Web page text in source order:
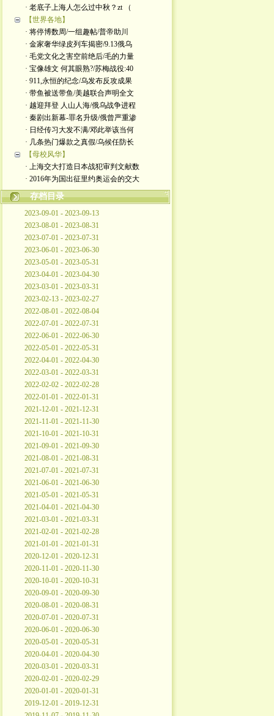
· 老底子上海人怎么过中秋？zt （
【世界各地】
· 将停博数周/一组趣帖/普帝助川
· 金家奢华绿皮列车揭密/9.13俄乌
· 毛党文化之害空前绝后/毛的力量
· 宝像雄文 何其眼熟?/苏梅战役:40
· 911,永恒的纪念/乌发布反攻成果
· 带鱼被送带鱼/美越联合声明全文
· 越迎拜登 人山人海/俄乌战争进程
· 秦剧出新幕-罪名升级/俄曾严重渗
· 日经传习大发不满/邓此举该当何
· 几条热门爆款之真假/乌候任防长
【母校风华】
· 上海交大打造日本战犯审判文献数
· 2016年为国出征里约奥运会的交大
存档目录
2023-09-01 - 2023-09-13
2023-08-01 - 2023-08-31
2023-07-01 - 2023-07-31
2023-06-01 - 2023-06-30
2023-05-01 - 2023-05-31
2023-04-01 - 2023-04-30
2023-03-01 - 2023-03-31
2023-02-13 - 2023-02-27
2022-08-01 - 2022-08-04
2022-07-01 - 2022-07-31
2022-06-01 - 2022-06-30
2022-05-01 - 2022-05-31
2022-04-01 - 2022-04-30
2022-03-01 - 2022-03-31
2022-02-02 - 2022-02-28
2022-01-01 - 2022-01-31
2021-12-01 - 2021-12-31
2021-11-01 - 2021-11-30
2021-10-01 - 2021-10-31
2021-09-01 - 2021-09-30
2021-08-01 - 2021-08-31
2021-07-01 - 2021-07-31
2021-06-01 - 2021-06-30
2021-05-01 - 2021-05-31
2021-04-01 - 2021-04-30
2021-03-01 - 2021-03-31
2021-02-01 - 2021-02-28
2021-01-01 - 2021-01-31
2020-12-01 - 2020-12-31
2020-11-01 - 2020-11-30
2020-10-01 - 2020-10-31
2020-09-01 - 2020-09-30
2020-08-01 - 2020-08-31
2020-07-01 - 2020-07-31
2020-06-01 - 2020-06-30
2020-05-01 - 2020-05-31
2020-04-01 - 2020-04-30
2020-03-01 - 2020-03-31
2020-02-01 - 2020-02-29
2020-01-01 - 2020-01-31
2019-12-01 - 2019-12-31